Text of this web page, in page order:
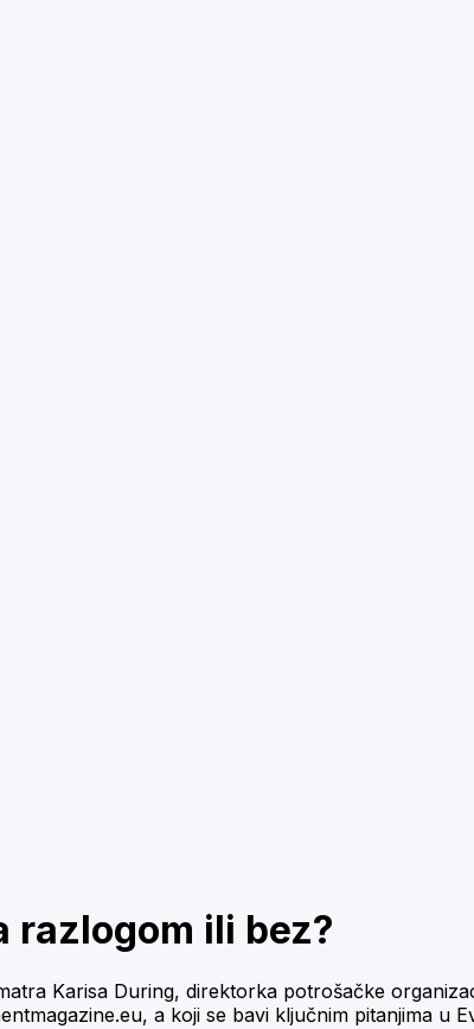
razlogom ili bez?
Karisa During, direktorka potrošačke
a koji se bavi ključnim pitanjima u